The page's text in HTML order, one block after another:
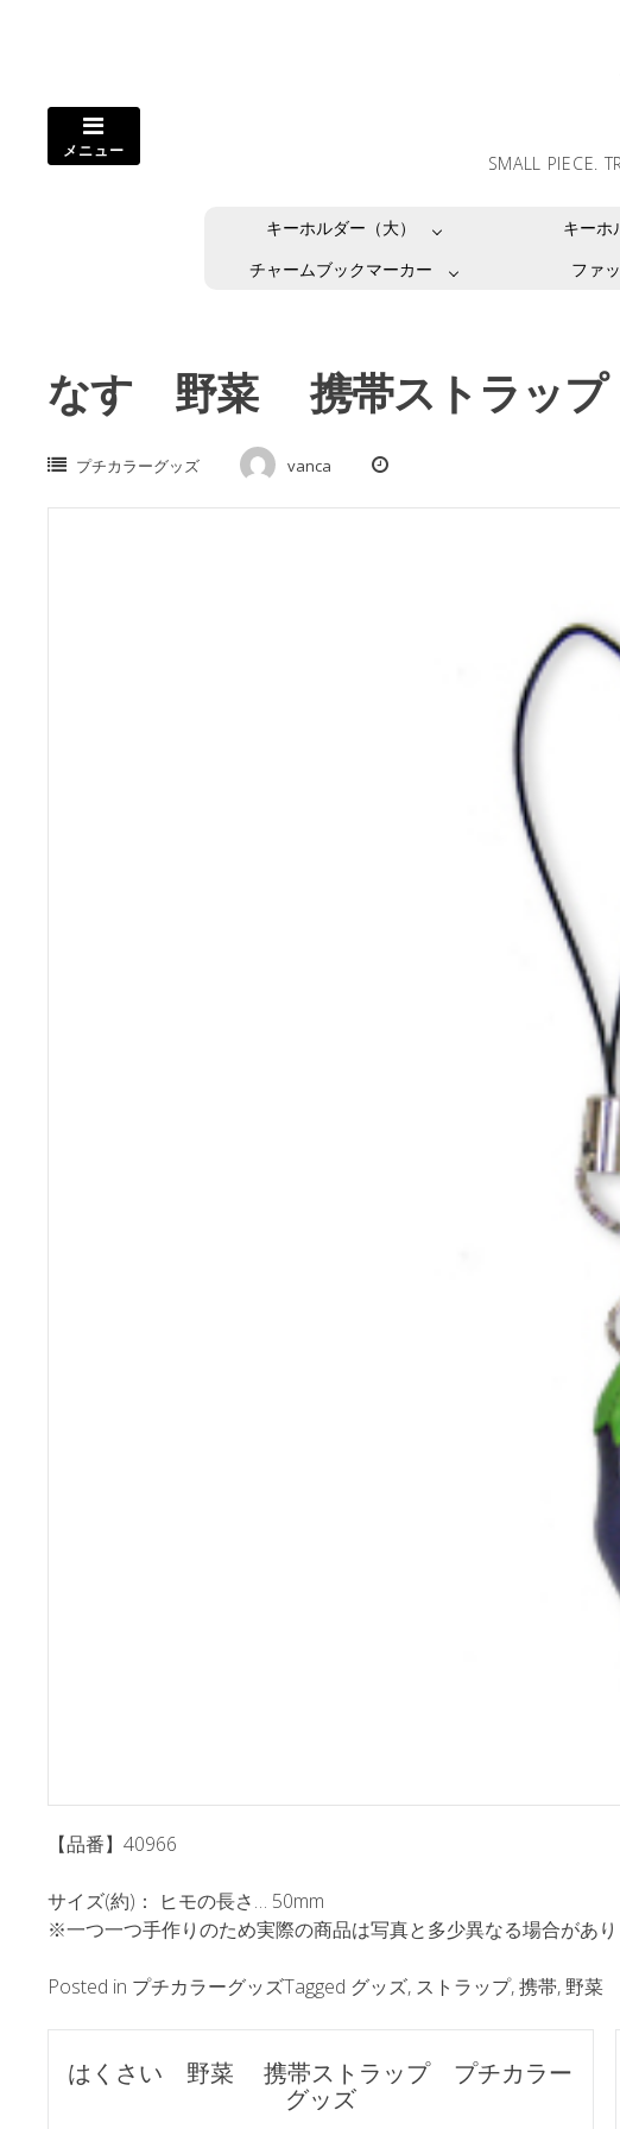
SMALL PIECE.
メニュー
キーホルダー（大） キーホ
チャームブックマーカー
ファ
なす 野菜 携帯ストラップ
プチカラーグッズ vanca
【品番】40966
サイズ(約)： ヒモの長さ… 50mm
※一つ一つ手作りのため実際の商品は写真と多少異なる場合があ
Posted in プチカラーグッズTagged グッズ, ストラップ,携帯, 野菜
ポ
はくさい 野菜 携帯ストラップ プチカラー
グッズ